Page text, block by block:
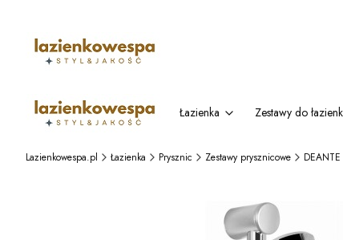
Łazienka Zestawy do
Lazienkowespa.pl Łazienka Prysznic Zestawy prysznicowe